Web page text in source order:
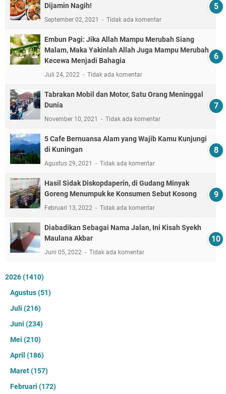
Dijamin Nagih!
September 02, 2021 Tidak ada komentar
Embun Pagi: Jika Allah Mampu Merubah Siang
Malam, Maka Yakinlah Allah Juga Mampu Merubah
Kecewa Menjadi Bahagia
Juli 24, 2022 Tidak ada komentar
Tabrakan Mobil dan Motor, Satu Orang Meninggal
Dunia
November 10, 2021 Tidak ada komentar
5 Cafe Bernuansa Alam yang Wajib Kamu Kunjungi
di Kuningan
Agustus 29, 2021 Tidak ada komentar
Hasil Sidak Diskopdaperin, di Gudang Minyak
Goreng Menumpuk ke Konsumen Sebut Kosong
Februari 13, 2022 Tidak ada komentar
Diabadikan Sebagai Nama Jalan, Ini Kisah Syekh
Maulana Akbar
Juni 05, 2022 Tidak ada komentar
2026(1410)
Agustus(51)
Juli (216)
Juni (234)
Mei (210)
April (186)
Maret(157)
Februari (172)